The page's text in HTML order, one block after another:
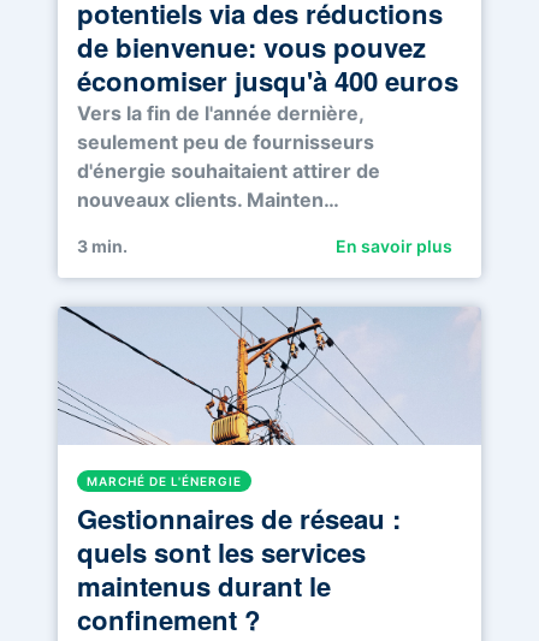
potentiels via des réductions
de bienvenue: vous pouvez
économiser jusqu'à 400 euros
Vers la fin de l'année dernière,
seulement peu de fournisseurs
d'énergie souhaitaient attirer de
nouveaux clients. Mainten…
3 min. En savoir plus
MARCHÉ DE L'ÉNERGIE
Gestionnaires de réseau :
quels sont les services
maintenus durant le
confinement ?